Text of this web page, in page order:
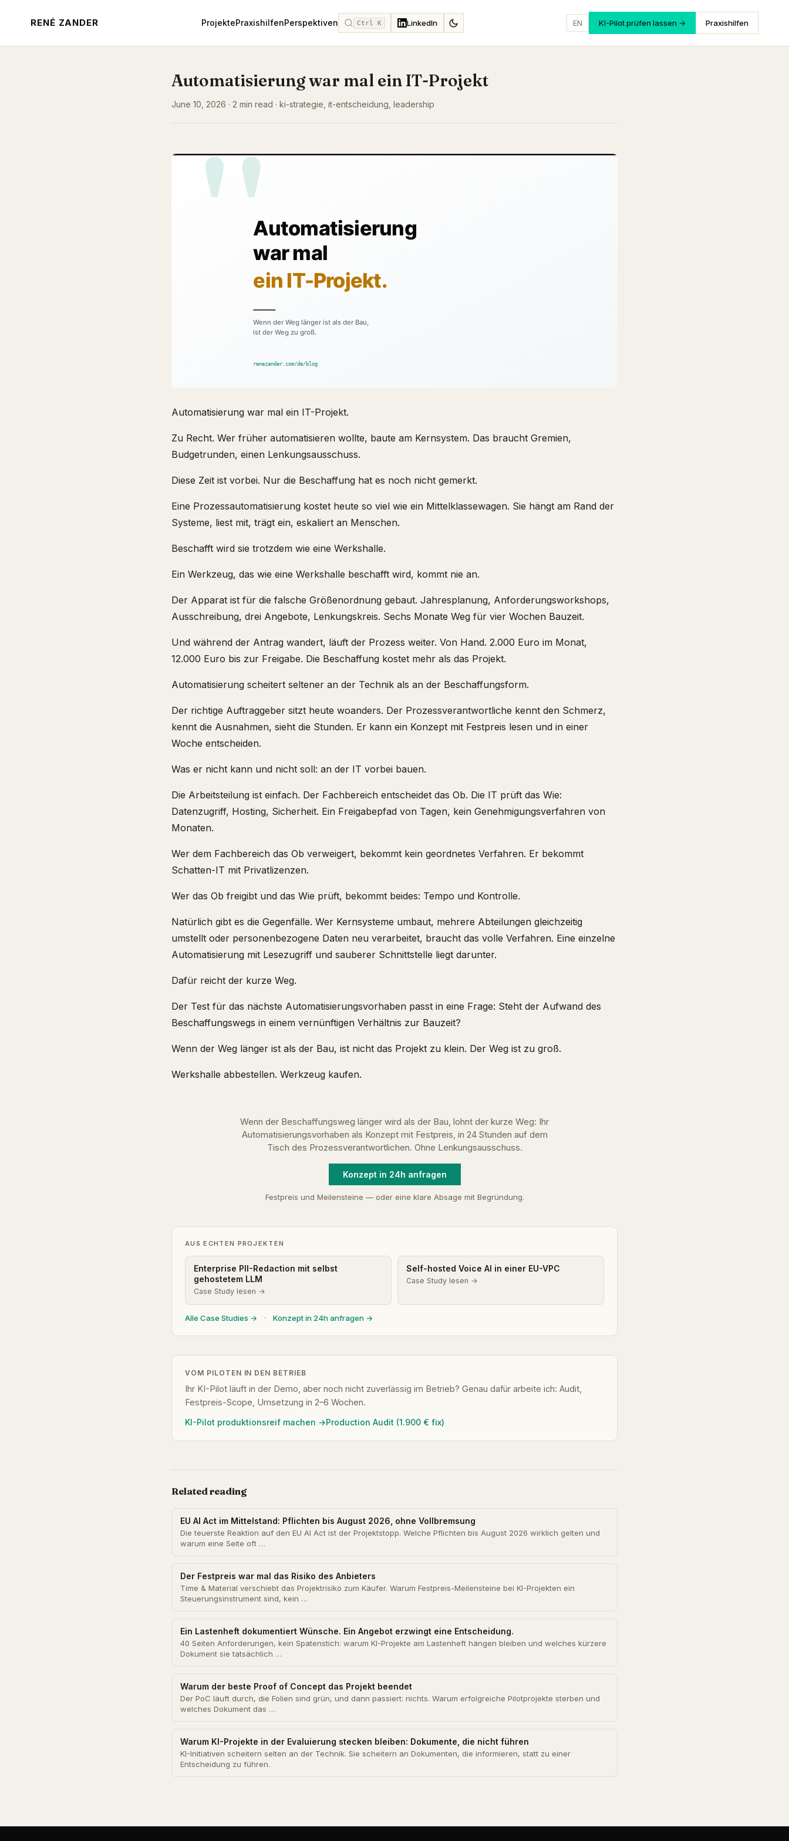
RENÉ ZANDER ProjektePraxishilfenPerspektiven Ctrl K LinkedIn EN KI-Pilot prüfen lassen → Praxishilfen
Automatisierung war mal ein IT-Projekt
June 10, 2026 · 2 min read · ki-strategie, it-entscheidung, leadership
Automatisierung war mal ein IT-Projekt.
Zu Recht. Wer früher automatisieren wollte, baute am Kernsystem. Das braucht Gremien,
Budgetrunden, einen Lenkungsausschuss.
Diese Zeit ist vorbei. Nur die Beschaffung hat es noch nicht gemerkt.
Eine Prozessautomatisierung kostet heute so viel wie ein Mittelklassewagen. Sie hängt am Rand der
Systeme, liest mit, trägt ein, eskaliert an Menschen.
Beschafft wird sie trotzdem wie eine Werkshalle.
Ein Werkzeug, das wie eine Werkshalle beschafft wird, kommt nie an.
Der Apparat ist für die falsche Größenordnung gebaut. Jahresplanung, Anforderungsworkshops,
Ausschreibung, drei Angebote, Lenkungskreis. Sechs Monate Weg für vier Wochen Bauzeit.
Und während der Antrag wandert, läuft der Prozess weiter. Von Hand. 2.000 Euro im Monat,
12.000 Euro bis zur Freigabe. Die Beschaffung kostet mehr als das Projekt.
Automatisierung scheitert seltener an der Technik als an der Beschaffungsform.
Der richtige Auftraggeber sitzt heute woanders. Der Prozessverantwortliche kennt den Schmerz,
kennt die Ausnahmen, sieht die Stunden. Er kann ein Konzept mit Festpreis lesen und in einer
Woche entscheiden.
Was er nicht kann und nicht soll: an der IT vorbei bauen.
Die Arbeitsteilung ist einfach. Der Fachbereich entscheidet das Ob. Die IT prüft das Wie:
Datenzugriff, Hosting, Sicherheit. Ein Freigabepfad von Tagen, kein Genehmigungsverfahren von
Monaten.
Wer dem Fachbereich das Ob verweigert, bekommt kein geordnetes Verfahren. Er bekommt
Schatten-IT mit Privatlizenzen.
Wer das Ob freigibt und das Wie prüft, bekommt beides: Tempo und Kontrolle.
Natürlich gibt es die Gegenfälle. Wer Kernsysteme umbaut, mehrere Abteilungen gleichzeitig
umstellt oder personenbezogene Daten neu verarbeitet, braucht das volle Verfahren. Eine einzelne
Automatisierung mit Lesezugriff und sauberer Schnittstelle liegt darunter.
Dafür reicht der kurze Weg.
Der Test für das nächste Automatisierungsvorhaben passt in eine Frage: Steht der Aufwand des
Beschaffungswegs in einem vernünftigen Verhältnis zur Bauzeit?
Wenn der Weg länger ist als der Bau, ist nicht das Projekt zu klein. Der Weg ist zu groß.
Werkshalle abbestellen. Werkzeug kaufen.
Wenn der Beschaffungsweg länger wird als der Bau, lohnt der kurze Weg: Ihr
Automatisierungsvorhaben als Konzept mit Festpreis, in 24 Stunden auf dem
Tisch des Prozessverantwortlichen. Ohne Lenkungsausschuss.
Konzept in 24h anfragen
Festpreis und Meilensteine — oder eine klare Absage mit Begründung.
AUS ECHTEN PROJEKTEN
Enterprise PII-Redaction mit selbst
gehostetem LLM
Case Study lesen →
Self-hosted Voice AI in einer EU-VPC
Case Study lesen →
Alle Case Studies → · Konzept in 24h anfragen →
VOM PILOTEN IN DEN BETRIEB
Ihr KI-Pilot läuft in der Demo, aber noch nicht zuverlässig im Betrieb? Genau dafür arbeite ich: Audit,
Festpreis-Scope, Umsetzung in 2–6 Wochen.
KI-Pilot produktionsreif machen →Production Audit (1.900 € fix)
Related reading
EU AI Act im Mittelstand: Pflichten bis August 2026, ohne Vollbremsung
Die teuerste Reaktion auf den EU AI Act ist der Projektstopp. Welche Pflichten bis August 2026 wirklich gelten und
warum eine Seite oft …
Der Festpreis war mal das Risiko des Anbieters
Time & Material verschiebt das Projektrisiko zum Käufer. Warum Festpreis-Meilensteine bei KI-Projekten ein
Steuerungsinstrument sind, kein …
Ein Lastenheft dokumentiert Wünsche. Ein Angebot erzwingt eine Entscheidung.
40 Seiten Anforderungen, kein Spatenstich: warum KI-Projekte am Lastenheft hängen bleiben und welches kürzere
Dokument sie tatsächlich …
Warum der beste Proof of Concept das Projekt beendet
Der PoC läuft durch, die Folien sind grün, und dann passiert: nichts. Warum erfolgreiche Pilotprojekte sterben und
welches Dokument das …
Warum KI-Projekte in der Evaluierung stecken bleiben: Dokumente, die nicht führen
KI-Initiativen scheitern selten an der Technik. Sie scheitern an Dokumenten, die informieren, statt zu einer
Entscheidung zu führen.